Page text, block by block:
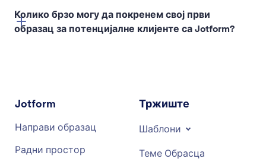
Колико брзо могу да покренем свој први
образац за потенцијалне клијенте са Jotform?
Jotform
Направи образац
Радни простор
Тржиште
Шаблони
Теме Обрасца